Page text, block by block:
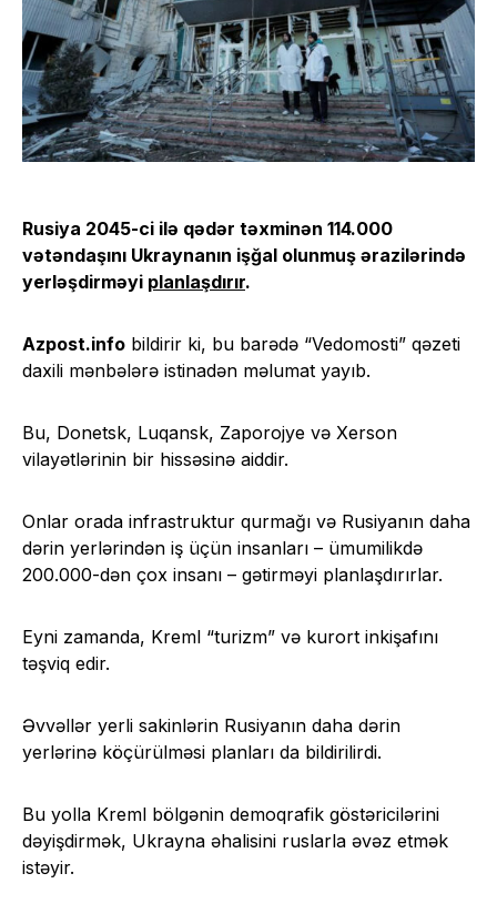
Rusiya 2045-ci ilə qədər təxminən 114.000
vətəndaşını Ukraynanın işğal olunmuş ərazilərində
yerləşdirməyi planlaşdırır.
Azpost.info bildirir ki, bu barədə “Vedomosti” qəzeti
daxili mənbələrə istinadən məlumat yayıb.
Bu, Donetsk, Luqansk, Zaporojye və Xerson
vilayətlərinin bir hissəsinə aiddir.
Onlar orada infrastruktur qurmağı və Rusiyanın daha
dərin yerlərindən iş üçün insanları – ümumilikdə
200.000-dən çox insanı – gətirməyi planlaşdırırlar.
Eyni zamanda, Kreml “turizm” və kurort inkişafını
təşviq edir.
Əvvəllər yerli sakinlərin Rusiyanın daha dərin
yerlərinə köçürülməsi planları da bildirilirdi.
Bu yolla Kreml bölgənin demoqrafik göstəricilərini
dəyişdirmək, Ukrayna əhalisini ruslarla əvəz etmək
istəyir.